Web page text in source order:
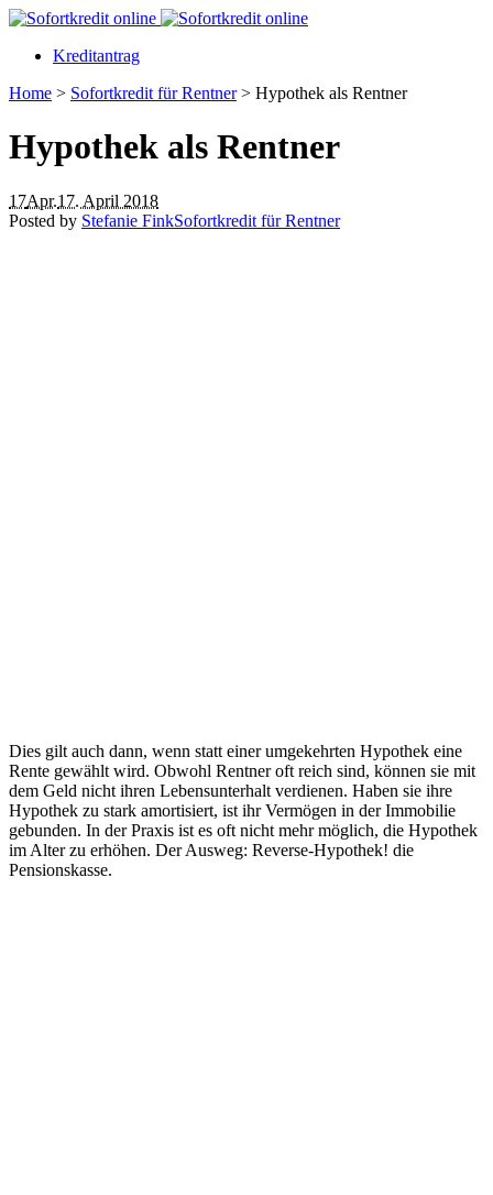
Kreditantrag
Home > Sofortkredit für Rentner > Hypothek als Rentner
Hypothek als Rentner
17Apr.17. April 2018
Posted by Stefanie FinkSofortkredit für Rentner
Dies gilt auch dann, wenn statt einer umgekehrten Hypothek eine
Rente gewählt wird. Obwohl Rentner oft reich sind, können sie mit
dem Geld nicht ihren Lebensunterhalt verdienen. Haben sie ihre
Hypothek zu stark amortisiert, ist ihr Vermögen in der Immobilie
gebunden. In der Praxis ist es oft nicht mehr möglich, die Hypothek
im Alter zu erhöhen. Der Ausweg: Reverse-Hypothek! die
Pensionskasse.